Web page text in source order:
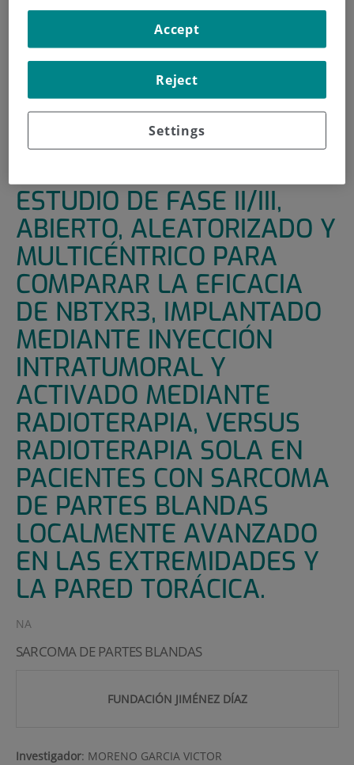
ESTUDIO DE FASE II/III, ABIERTO, ALEATORIZADO Y
MULTICÉNTRICO PARA COMPARAR LA EFICACIA DE
NBTXR3, IMPLANTADO MEDIANTE INYECCIÓN
INTRATUMORAL Y ACTIVADO MEDIANTE RADIOTERAPIA,
VERSUS RADIOTERAPIA SOLA EN PACIENTES CON
AVANZADO EN LAS EXTREMIDADES Y LA PARED
ESTUDIO DE FASE II/III,
ABIERTO, ALEATORIZADO Y
MULTICÉNTRICO PARA
COMPARAR LA EFICACIA
DE NBTXR3, IMPLANTADO
MEDIANTE INYECCIÓN
INTRATUMORAL Y
ACTIVADO MEDIANTE
RADIOTERAPIA, VERSUS
RADIOTERAPIA SOLA EN
PACIENTES CON SARCOMA
DE PARTES BLANDAS
LOCALMENTE AVANZADO
EN LAS EXTREMIDADES Y
LA PARED TORÁCICA.
NA
SARCOMA DE PARTES BLANDAS
FUNDACIÓN JIMÉNEZ DÍAZ
Investigador: MORENO GARCIA VICTOR
Settings
Reject
Accept